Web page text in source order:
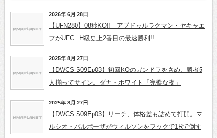
2026年 6月 28日
【UFN280】08秒KO!! アブドゥルラクマン・ヤキャエ
フがUFC LH級史上2番目の最速勝利!!
2025年 8月 27日
【DWCS S09Ep03】初回KOのガンドラを含め、勝者5
人揃ってサイン。ダナ・ホワイト「完璧な夜」
2025年 8月 27日
【DWCS S09Ep03】リーチ、体格差も詰めて打開。マ
ルシオ・バルボーザがウィルソンをフックで1Rで倒す